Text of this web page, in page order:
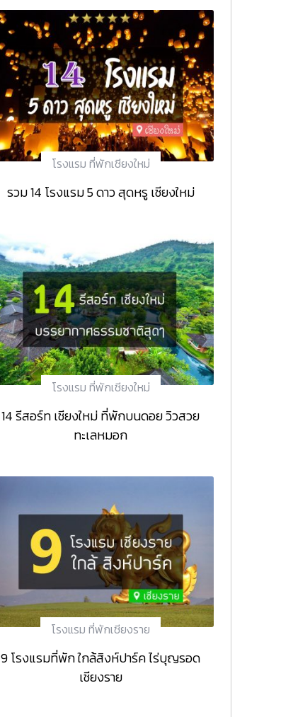
โรงแรม ที่พักเชียงใหม่
รวม 14 โรงแรม 5 ดาว สุดหรู เชียงใหม่
โรงแรม ที่พักเชียงใหม่
14 รีสอร์ท เชียงใหม่ ที่พักบนดอย วิวสวย
ทะเลหมอก
โรงแรม ที่พักเชียงราย
9 โรงแรมที่พัก ใกล้สิงห์ปาร์ค ไร่บุญรอด
เชียงราย